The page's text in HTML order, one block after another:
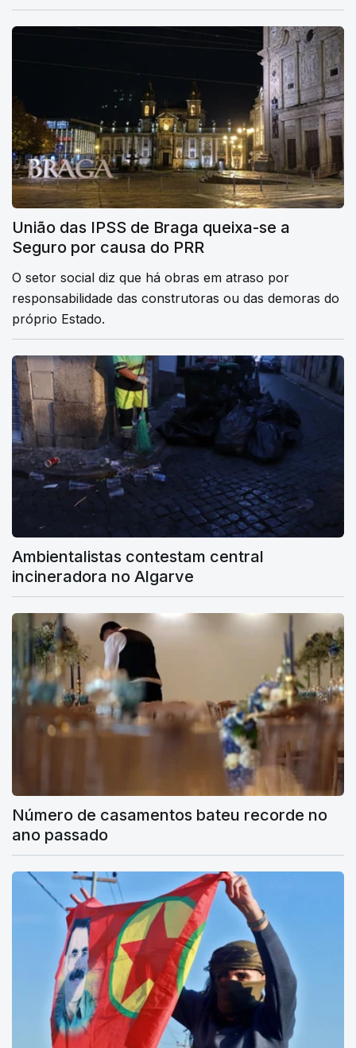
União das IPSS de Braga queixa-se a
Seguro por causa do PRR
O setor social diz que há obras em atraso por
responsabilidade das construtoras ou das demoras do
próprio Estado.
Ambientalistas contestam central
incineradora no Algarve
Número de casamentos bateu recorde no
ano passado